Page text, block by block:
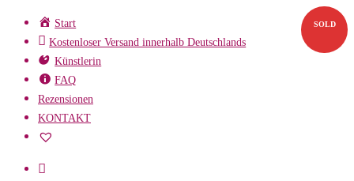
Zum
Inhalt
springen
Start
Kostenloser Versand innerhalb Deutschlands
Künstlerin
FAQ
Rezensionen
KONTAKT
SOLD